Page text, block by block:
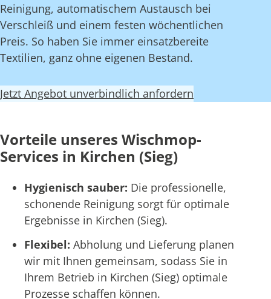
Reinigung, automatischem Austausch bei
Verschleiß und einem festen wöchentlichen
Preis. So haben Sie immer einsatzbereite
Textilien, ganz ohne eigenen Bestand.
Jetzt Angebot unverbindlich anfordern
Vorteile unseres Wischmop-
Services in Kirchen (Sieg)
Hygienisch sauber: Die professionelle,
schonende Reinigung sorgt für optimale
Ergebnisse in Kirchen (Sieg).
Flexibel: Abholung und Lieferung planen
wir mit Ihnen gemeinsam, sodass Sie in
Ihrem Betrieb in Kirchen (Sieg) optimale
Prozesse schaffen können.